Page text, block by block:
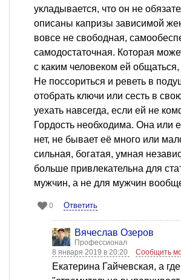
укладывается, что он не
описаны капризы зависимой
вовсе не свободная,
самодостаточная. Которая
с каким человеком ей общаться,
Не поссориться и реветь в
отобрать ключи или сесть в
уехать навсегда, если ей не
Гордость необходима. Она или
нет, не бывает её много или
сильная, богатая, умная
больше привлекательна для
мужчин, а не для мужчин
0 Ответить
Вячеслав Озеров
Профессионал
8 января 2019 в 20:20
Сообщить
Екатерина Гайчевская, а